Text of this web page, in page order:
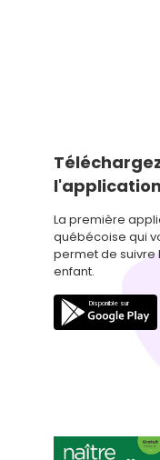
l'application
La première
québécoise qui
permet de
enfant.